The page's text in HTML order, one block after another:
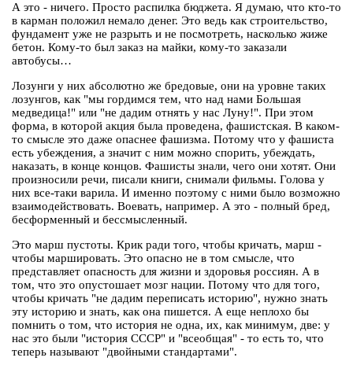
А это - ничего. Просто распилка бюджета. Я думаю, что кто-то
в карман положил немало денег. Это ведь как строительство,
фундамент уже не разрыть и не посмотреть, насколько жиже
бетон. Кому-то был заказ на майки, кому-то заказали
автобусы…
Лозунги у них абсолютно же бредовые, они на уровне таких
лозунгов, как "мы гордимся тем, что над нами Большая
медведица!" или "не дадим отнять у нас Луну!". При этом
форма, в которой акция была проведена, фашистская. В каком-
то смысле это даже опаснее фашизма. Потому что у фашиста
есть убеждения, а значит с ним можно спорить, убеждать,
наказать, в конце концов. Фашисты знали, чего они хотят. Они
произносили речи, писали книги, снимали фильмы. Голова у
них все-таки варила. И именно поэтому с ними было возможно
взаимодействовать. Воевать, например. А это - полный бред,
бесформенный и бессмысленный.
Это марш пустоты. Крик ради того, чтобы кричать, марш -
чтобы маршировать. Это опасно не в том смысле, что
представляет опасность для жизни и здоровья россиян. А в
том, что это опустошает мозг нации. Потому что для того,
чтобы кричать "не дадим переписать историю", нужно знать
эту историю и знать, как она пишется. А еще неплохо бы
помнить о том, что история не одна, их, как минимум, две: у
нас это были "история СССР" и "всеобщая" - то есть то, что
теперь называют "двойными стандартами".